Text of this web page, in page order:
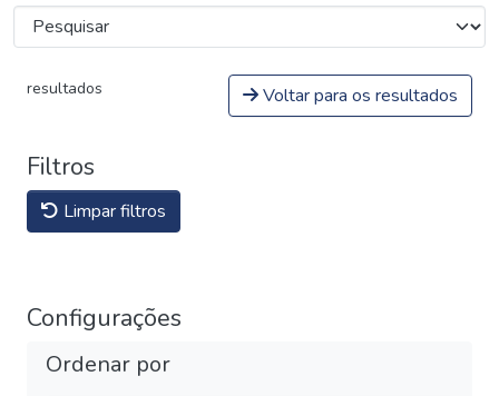
resultados Voltar para os resultados
Filtros
Limpar filtros
Configurações
Ordenar por